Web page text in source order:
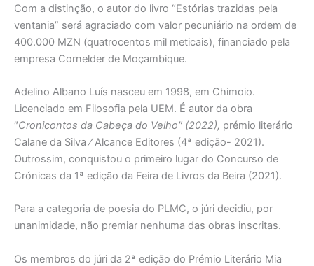
Com a distinção, o autor do livro “Estórias trazidas pela
ventania” será agraciado com valor pecuniário na ordem de
400.000 MZN (quatrocentos mil meticais), financiado pela
empresa Cornelder de Moçambique.
Adelino Albano Luís nasceu em 1998, em Chimoio.
Licenciado em Filosofia pela UEM. É autor da obra
″Cronicontos da Cabeça do Velho″ (2022), prémio literário
Calane da Silva ⁄ Alcance Editores (4ª edição- 2021).
Outrossim, conquistou o primeiro lugar do Concurso de
Crónicas da 1ª edição da Feira de Livros da Beira (2021).
Para a categoria de poesia do PLMC, o júri decidiu, por
unanimidade, não premiar nenhuma das obras inscritas.
Os membros do júri da 2ª edição do Prémio Literário Mia